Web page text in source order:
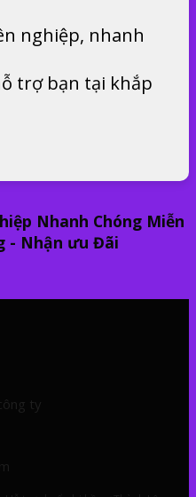
nghiệp, nhanh
trợ bạn tại khắp
Nhanh Chóng Miễn
- Nhận ưu Đãi
ty